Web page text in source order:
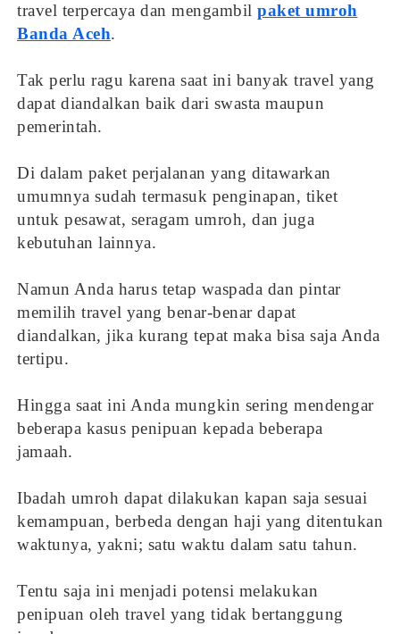
travel terpercaya dan mengambil paket umroh
Banda Aceh.
Tak perlu ragu karena saat ini banyak travel yang
dapat diandalkan baik dari swasta maupun
pemerintah.
Di dalam paket perjalanan yang ditawarkan
umumnya sudah termasuk penginapan, tiket
untuk pesawat, seragam umroh, dan juga
kebutuhan lainnya.
Namun Anda harus tetap waspada dan pintar
memilih travel yang benar-benar dapat
diandalkan, jika kurang tepat maka bisa saja Anda
tertipu.
Hingga saat ini Anda mungkin sering mendengar
beberapa kasus penipuan kepada beberapa
jamaah.
Ibadah umroh dapat dilakukan kapan saja sesuai
kemampuan, berbeda dengan haji yang ditentukan
waktunya, yakni; satu waktu dalam satu tahun.
Tentu saja ini menjadi potensi melakukan
penipuan oleh travel yang tidak bertanggung